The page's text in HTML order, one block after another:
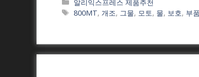
알리익스프레스 제품추천
Tags
800MT, 개조, 그물, 모토, 물, 보호, 부품